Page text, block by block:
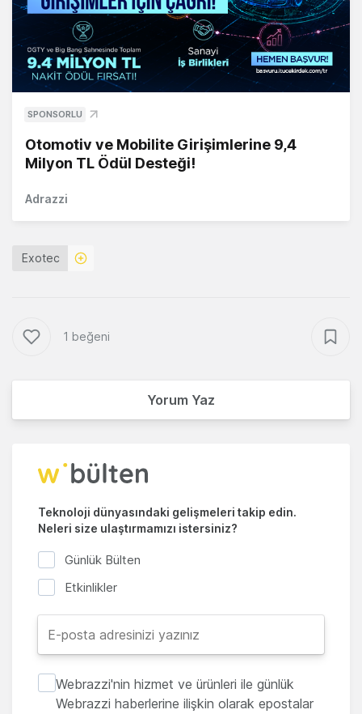
SPONSORLU
Otomotiv ve Mobilite Girişimlerine 9,4
Milyon TL Ödül Desteği!
Adrazzi
Exotec
1 beğeni
Yorum Yaz
Teknoloji dünyasındaki gelişmeleri takip edin.
Neleri size ulaştırmamızı istersiniz?
Günlük Bülten
Etkinlikler
Webrazzi'nin hizmet ve ürünleri ile günlük
Webrazzi haberlerine ilişkin olarak epostalar